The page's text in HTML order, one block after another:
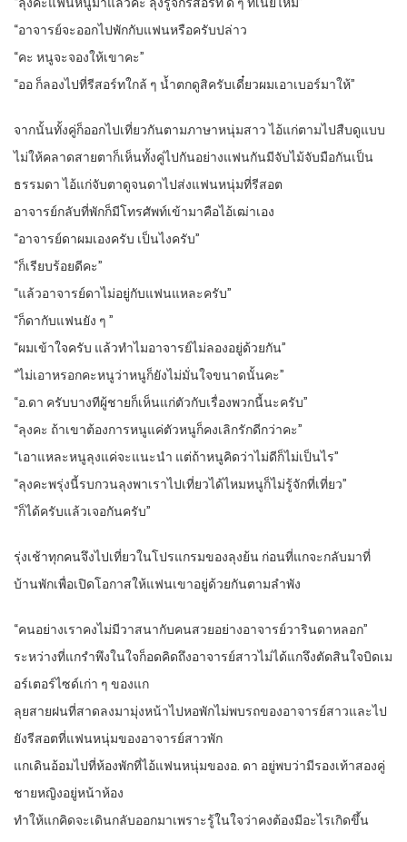
“อาจารย์จะออกไปพักกับแฟนหรือครับปล่าว
“คะ หนูจะจองให้เขาคะ”
“ออ ก็ลองไปที่รีสอร์ทใกล้ ๆ น้ำตกดูสิครับเดี๋ยวผมเอาเบอร์มาให้”
จากนั้นทั้งคู่ก็ออกไปเที่ยวกันตามภาษาหนุ่มสาว ไอ้แก่ตามไปสืบดูแบบ
ไม่ให้คลาดสายตาก็เห็นทั้งคู่ไปกันอย่างแฟนกันมีจับไม้จับมือกันเป็น
ธรรมดา ไอ้แก่จับตาดูจนดาไปส่งแฟนหนุ่มที่รีสอต
อาจารย์กลับที่พักก็มีโทรศัพท์เข้ามาคือไอ้เฒ่าเอง
“อาจารย์ดาผมเองครับ เป็นไงครับ”
“ก็เรียบร้อยดีคะ”
“แล้วอาจารย์ดาไม่อยู่กับแฟนแหละครับ”
“ก็ดากับแฟนยัง ๆ ”
“ผมเข้าใจครับ แล้วทำไมอาจารย์ไม่ลองอยู่ด้วยกัน”
“ไม่เอาหรอกคะหนูว่าหนูก็ยังไม่มั่นใจขนาดนั้นคะ”
“อ.ดา ครับบางทีผู้ชายก็เห็นแก่ตัวกับเรื่องพวกนี้นะครับ”
“ลุงคะ ถ้าเขาต้องการหนูแค่ตัวหนูก็คงเลิกรักดีกว่าคะ”
“เอาแหละหนูลุงแค่จะแนะนำ แต่ถ้าหนูคิดว่าไม่ดีก็ไม่เป็นไร”
“ลุงคะพรุ่งนี้รบกวนลุงพาเราไปเที่ยวได้ไหมหนูก็ไม่รู้จักที่เที่ยว”
“ก็ได้ครับแล้วเจอกันครับ”
รุ่งเช้าทุกคนจึงไปเที่ยวในโปรแกรมของลุงย้น ก่อนที่แกจะกลับมาที่
บ้านพักเพื่อเปิดโอกาสให้แฟนเขาอยู่ด้วยกันตามลำพัง
“คนอย่างเราคงไม่มีวาสนากับคนสวยอย่างอาจารย์วารินดาหลอก”
ระหว่างที่แกรำพึงในใจก็อดคิดถึงอาจารย์สาวไม่ได้แกจึงตัดสินใจบิดเม
อร์เตอร์ไซด์เก่า ๆ ของแก
ลุยสายฝนที่สาดลงมามุ่งหน้าไปหอพักไม่พบรถของอาจารย์สาวและไป
ยังรีสอตที่แฟนหนุ่มของอาจารย์สาวพัก
แกเดินอ้อมไปที่ห้องพักที่ไอ้แฟนหนุ่มของอ. ดา อยู่พบว่ามีรองเท้าสองคู่
ชายหญิงอยู่หน้าห้อง
ทำให้แกคิดจะเดินกลับออกมาเพราะรู้ในใจว่าคงต้องมีอะไรเกิดขึ้น